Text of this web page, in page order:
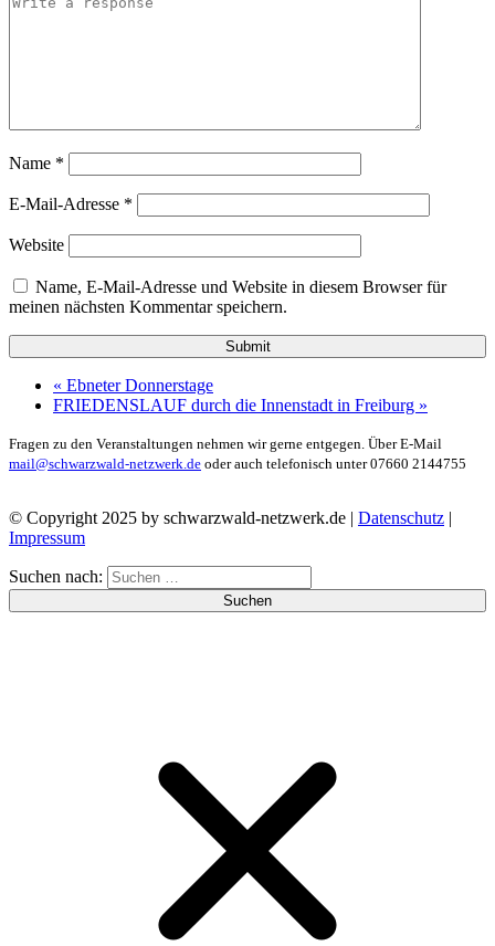
Name *
E-Mail-Adresse *
Website
Name, E-Mail-Adresse und Website in diesem Browser für
meinen nächsten Kommentar speichern.
« Ebneter Donnerstage
FRIEDENSLAUF durch die Innenstadt in Freiburg »
Fragen zu den Veranstaltungen nehmen wir gerne entgegen. Über E-Mail
mail@schwarzwald-netzwerk.de oder auch telefonisch unter 07660 2144755
© Copyright 2025 by schwarzwald-netzwerk.de | Datenschutz |
Impressum
Suchen nach: